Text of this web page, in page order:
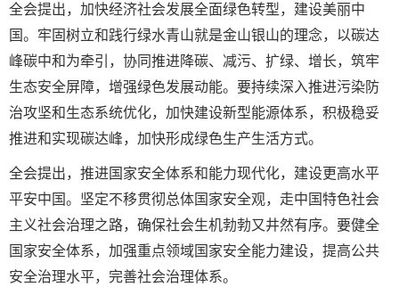
全会提出，加快经济社会发展全面绿色转型，建设美丽中
国。牢固树立和践行绿水青山就是金山银山的理念，以碳达
峰碳中和为牵引，协同推进降碳、减污、扩绿、增长，筑牢
生态安全屏障，增强绿色发展动能。要持续深入推进污染防
治攻坚和生态系统优化，加快建设新型能源体系，积极稳妥
推进和实现碳达峰，加快形成绿色生产生活方式。
全会提出，推进国家安全体系和能力现代化，建设更高水平
平安中国。坚定不移贯彻总体国家安全观，走中国特色社会
主义社会治理之路，确保社会生机勃勃又井然有序。要健全
国家安全体系，加强重点领域国家安全能力建设，提高公共
安全治理水平，完善社会治理体系。